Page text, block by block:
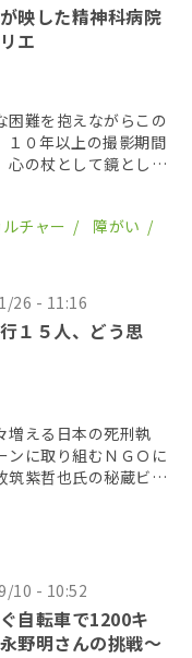
映した精神科病院
エ
困難を抱えながらこの
１０年以上の撮影期間
の杖として鏡とし
込めた思いを伺っ
チャー
障がい
26 - 11:16
１５人、どう思
増える日本の死刑執
ンに取り組むＮＧＯに
筑紫哲也氏の秘蔵ビデ
ウスケ（アム […]
10 - 10:52
自転車で1200キ
野明さんの挑戦～